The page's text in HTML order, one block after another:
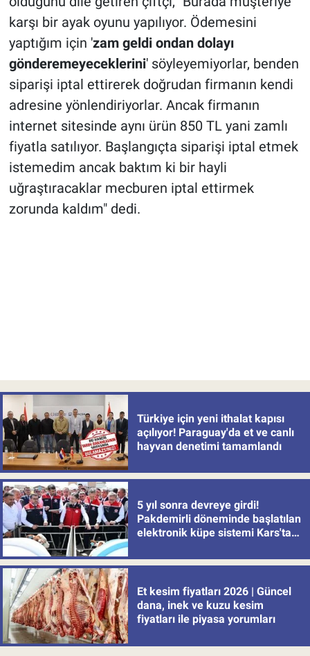
karşı bir ayak oyunu yapılıyor. Ödemesini
yaptığım için 'zam geldi ondan dolayı
gönderemeyeceklerini' söyleyemiyorlar, benden
siparişi iptal ettirerek doğrudan firmanın kendi
adresine yönlendiriyorlar. Ancak firmanın
internet sitesinde aynı ürün 850 TL yani zamlı
fiyatla satılıyor. Başlangıçta siparişi iptal etmek
istemedim ancak baktım ki bir hayli
uğraştıracaklar mecburen iptal ettirmek
zorunda kaldım" dedi.
Türkiye için yeni ithalat kapısı
açılıyor! Paraguay'da et ve canlı
hayvan denetimi tamamlandı
5 yıl sonra devreye girdi!
Pakdemirli döneminde başlatılan
elektronik küpe sistemi Kars'tan
Et kesim fiyatları 2026 | Güncel
dana, inek ve kuzu kesim
fiyatları ile piyasa yorumları